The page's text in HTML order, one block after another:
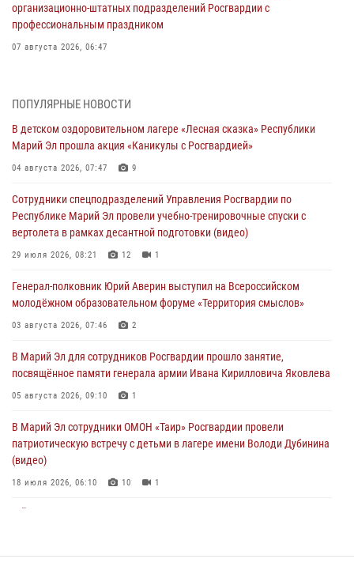
организационно-штатных подразделений Росгвардии с
профессиональным праздником
07 августа 2026, 06:47
Всероссийском семинаре в Нижнем Новгороде (видео)
07 августа 2026, 06:25 8 1
Команда «Росгвардия» принимает участие в военно-спортивном
07 августа 2026, 05:43 10
Представитель вневедомственной охраны Управления Росгвардии
по Республике Марий Эл принял участие в учебно-методическом
06 августа 2026, 09:37 10
В Марий Эл сотрудники ЛРР Росгвардии за прошедший месяц
06 августа 2026, 08:00
В Марий Эл сотрудники вневедомственной охраны Росгвардии за
05 августа 2026, 09:44
ПОПУЛЯРНЫЕ НОВОСТИ
В детском оздоровительном лагере «Лесная сказка» Республики
Марий Эл прошла акция «Каникулы с Росгвардией»
04 августа 2026, 07:47 9
Сотрудники спецподразделений Управления Росгвардии по
Республике Марий Эл провели учебно-тренировочные спуски с
вертолета в рамках десантной подготовки (видео)
29 июля 2026, 08:21 12 1
Генерал-полковник Юрий Аверин выступил на Всероссийском
молодёжном образовательном форуме «Территория смыслов»
03 августа 2026, 07:46 2
В Марий Эл для сотрудников Росгвардии прошло занятие,
посвящённое памяти генерала армии Ивана Кирилловича Яковлева
05 августа 2026, 09:10 1
В Марий Эл сотрудники ОМОН «Таир» Росгвардии провели
патриотическую встречу с детьми в лагере имени Володи Дубинина
(видео)
18 июля 2026, 06:10 10 1